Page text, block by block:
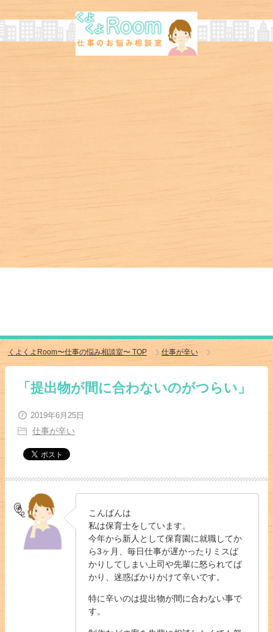
くよくよRoom〜仕事の悩み相談室〜TOP 仕事が辛い
「提出物が間に合わないのがつらい」
2019年6月25日
仕事が辛い
こんばんは
私は保育士をしています。
今年から新人として保育園に就職してか
ら3ヶ月、毎日仕事が遅かったりミスば
かりしてしまい上司や先輩に怒られてば
かり、迷惑ばかりかけて辛いです。
特に辛いのは提出物が間に合わない事で
す。